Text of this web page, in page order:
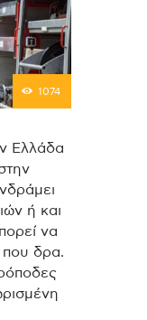
1074
Ελλάδα
ή και
να
που δρα.